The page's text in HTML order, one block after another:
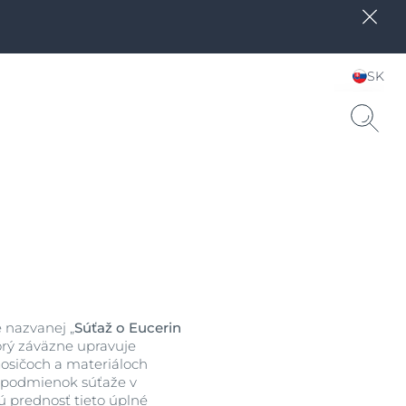
SK
„Súťaž o Eucerin
záväzne upravuje
a materiáloch
súťaže v
prednosť tieto úplné